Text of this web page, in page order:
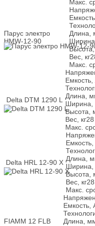
Макс.
Парус электро
HMW-12-90
Длина,
Вес, кг
Макс.
Delta DTM 1290 L
Емкость,
Длина,
Ширина,
Высота,
Вес, кг28
Макс.
Delta HRL 12-90 X Длина,
Высота,
Вес, кг28
Макс.
FIAMM 12 FLB
Емкость,
Длина,